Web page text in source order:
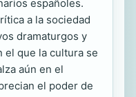
españoles.
a la sociedad
dramaturgos y
el que la cultura se
aún en el
el poder de